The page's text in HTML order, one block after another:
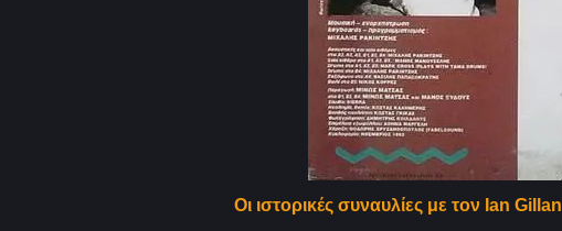
Οι ιστορικές συναυλίες με τον Ian Gillan